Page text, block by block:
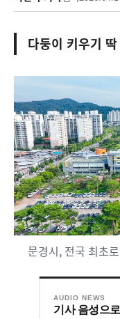
다둥이 키우기
문경시, 전국 최초
AUDIO NEWS
기사 음성으로